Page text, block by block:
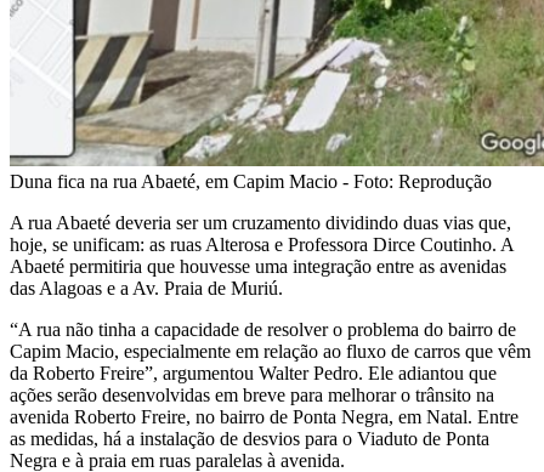
Duna fica na rua Abaeté, em Capim Macio - Foto: Reprodução
A rua Abaeté deveria ser um cruzamento dividindo duas vias que,
hoje, se unificam: as ruas Alterosa e Professora Dirce Coutinho. A
Abaeté permitiria que houvesse uma integração entre as avenidas
das Alagoas e a Av. Praia de Muriú.
“A rua não tinha a capacidade de resolver o problema do bairro de
Capim Macio, especialmente em relação ao fluxo de carros que vêm
da Roberto Freire”, argumentou Walter Pedro. Ele adiantou que
ações serão desenvolvidas em breve para melhorar o trânsito na
avenida Roberto Freire, no bairro de Ponta Negra, em Natal. Entre
as medidas, há a instalação de desvios para o Viaduto de Ponta
Negra e à praia em ruas paralelas à avenida.